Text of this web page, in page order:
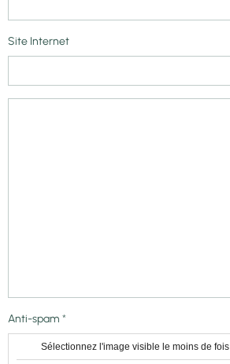
Site Internet
Anti-spam
Sélectionnez l'image visible le moins de fois